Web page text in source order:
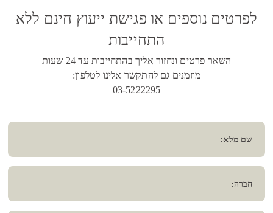
לפרטים נוספים או פגישת ייעוץ חינם ללא
התחייבות
השאר פרטים ונחזור אליך בהתחייבות עד 24 שעות
מוזמנים גם להתקשר אלינו לטלפון:
03-5222295
שם מלא:
חברה: